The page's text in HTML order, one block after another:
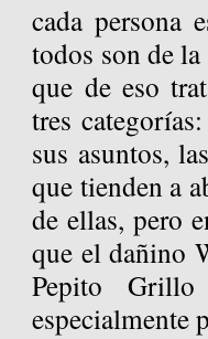
cada persona
todos son de
que de eso
tres
sus asuntos,
que tienden a
de ellas, pero
que el dañino
Pepito
especialmente